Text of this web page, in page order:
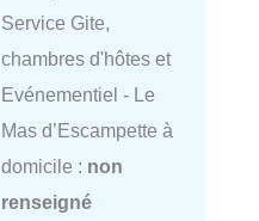
Service Gite,
chambres d'hôtes et
Evénementiel - Le
Mas d’Escampette à
domicile : non
renseigné